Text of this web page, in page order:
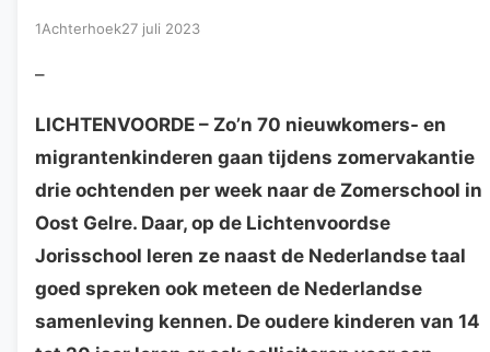
1Achterhoek27 juli 2023
–
LICHTENVOORDE – Zo’n 70 nieuwkomers- en
migrantenkinderen gaan tijdens zomervakantie
drie ochtenden per week naar de Zomerschool in
Oost Gelre. Daar, op de Lichtenvoordse
Jorisschool leren ze naast de Nederlandse taal
goed spreken ook meteen de Nederlandse
samenleving kennen. De oudere kinderen van 14